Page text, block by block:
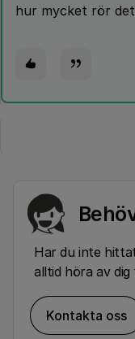
hur mycket rör det
Har du inte
alltid höra av dig
Kontakta oss